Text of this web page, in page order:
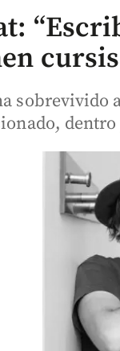
sobrevivido
dentro